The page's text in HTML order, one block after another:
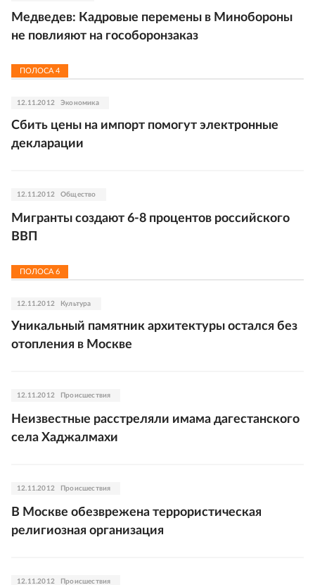
Медведев: Кадровые перемены в Минобороны
не повлияют на гособоронзаказ
ПОЛОСА 4
12.11.2012 Экономика
Сбить цены на импорт помогут электронные
декларации
12.11.2012 Общество
Мигранты создают 6-8 процентов российского
ВВП
ПОЛОСА 6
12.11.2012 Культура
Уникальный памятник архитектуры остался без
отопления в Москве
12.11.2012 Происшествия
Неизвестные расстреляли имама дагестанского
села Хаджалмахи
12.11.2012 Происшествия
В Москве обезврежена террористическая
религиозная организация
12.11.2012 Происшествия